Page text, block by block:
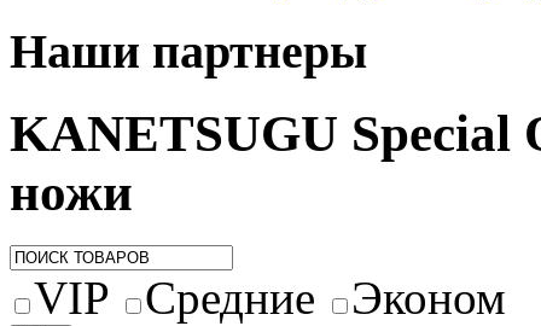
Наши партнеры
KANETSUGU Special
ножи
VIP Средние
Эконом